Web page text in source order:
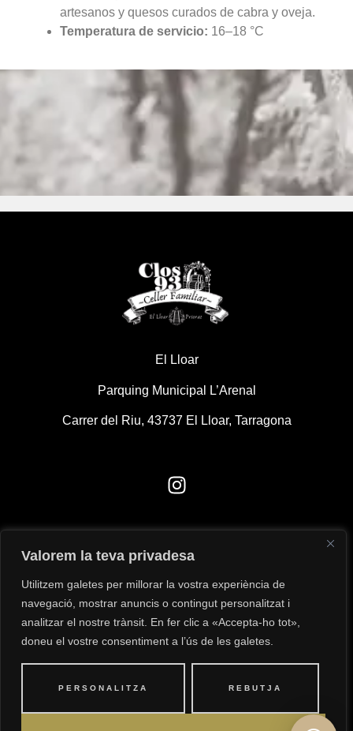
Valorem la teva privadesa
Utilitzem galetes per millorar la vostra experiència de
navegació, mostrar anuncis o contingut personalitzat i
analitzar el nostre trànsit. En fer clic a «Accepta-ho tot»,
doneu el vostre consentiment a l’ús de les galetes.
PERSONALITZA REBUTJA
artesanos y quesos curados de cabra y oveja.
Temperatura de servicio: 16–18 °C
El Lloar
Parquing Municipal L’Arenal
Carrer del Riu, 43737 El Lloar, Tarragona
clos93@clos93.com